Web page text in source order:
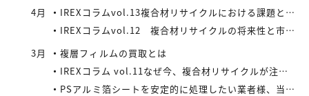
4月
IREXコラムvol.13複合材リサイクルにおける課題と今後の展望
IREXコラムvol.12 複合材リサイクルの将来性と市場拡大の可能性
3月
複層フィルムの買取とは
IREXコラム vol.11なぜ今、複合材リサイクルが注目されているのか
PSアルミ箔シートを安定的に処理したい業者様、当社が買い取ります！